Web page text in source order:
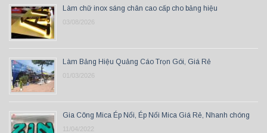
Làm chữ inox sáng chân cao cấp cho bảng hiệu
03/08/2026
Làm Bảng Hiệu Quảng Cáo Trọn Gói, Giá Rẻ
01/03/2026
Gia Công Mica Ép Nổi, Ép Nổi Mica Giá Rẻ, Nhanh chóng
11/04/2022